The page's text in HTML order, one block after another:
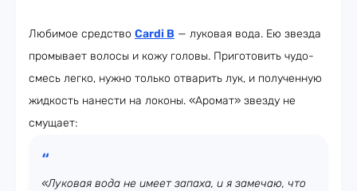
Любимое средство Cardi B — луковая вода. Ею звезда
промывает волосы и кожу головы. Приготовить чудо-
смесь легко, нужно только отварить лук, и полученную
жидкость нанести на локоны. «Аромат» звезду не
смущает:
«Луковая вода не имеет запаха, и я замечаю, что